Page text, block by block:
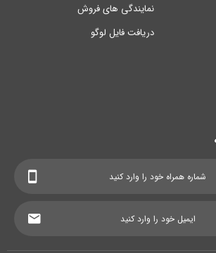
نمایندگی های فروش
دریافت فایل لوگو